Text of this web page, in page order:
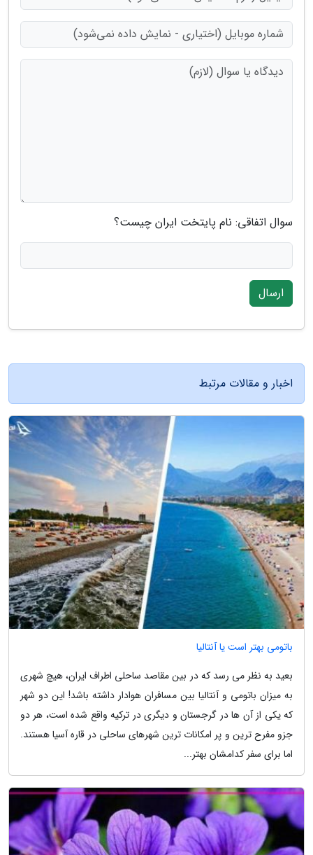
سوال اتفاقی: نام پایتخت ایران چیست؟
ارسال
اخبار و مقالات مرتبط
باتومی بهتر است یا آنتالیا
بعید به نظر می رسد که در بین مقاصد ساحلی اطراف ایران، هیچ شهری
به میزان باتومی و آنتالیا بین مسافران هوادار داشته باشد! این دو شهر
که یکی از آن ها در گرجستان و دیگری در ترکیه واقع شده است، هر دو
جزو مفرح ترین و پر امکانات ترین شهرهای ساحلی در قاره آسیا هستند.
اما برای سفر کدامشان بهتر...